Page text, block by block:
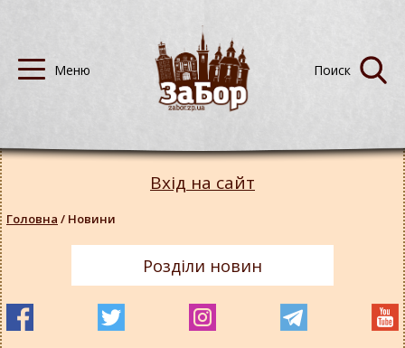
Вхід на сайт
Головна / Новини
Розділи новин